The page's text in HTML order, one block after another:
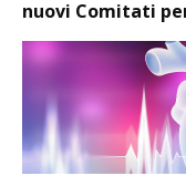
nuovi Comitati